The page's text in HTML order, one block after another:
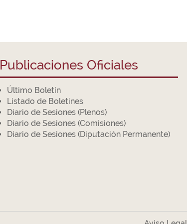
Publicaciones Oficiales
Último Boletín
Listado de Boletines
Diario de Sesiones (Plenos)
Diario de Sesiones (Comisiones)
Diario de Sesiones (Diputación Permanente)